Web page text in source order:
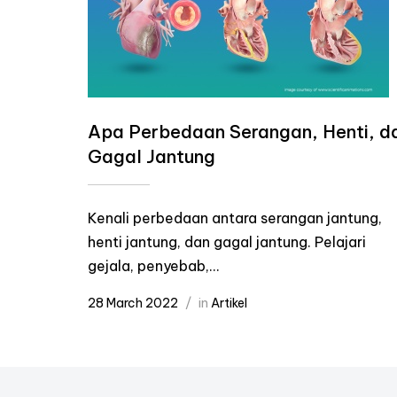
Apa Perbedaan Serangan, Henti,
Gagal Jantung
Kenali perbedaan antara serangan jantung,
henti jantung, dan gagal jantung. Pelajari
gejala, penyebab,...
28 March 2022 in Artikel